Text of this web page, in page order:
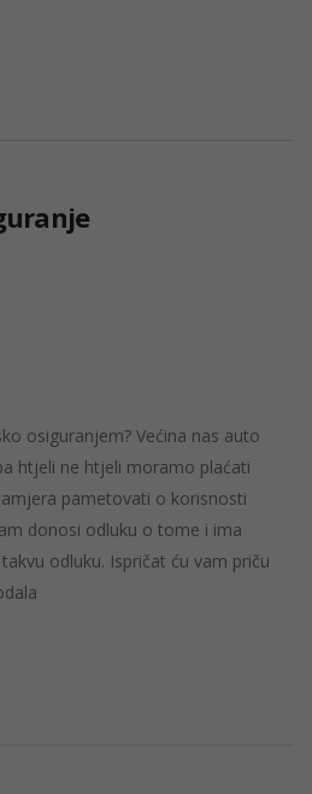
osiguranjem? Većina nas auto
htjeli ne htjeli moramo plaćati
pametovati o korisnosti
donosi odluku o tome i ima
odluku. Ispričat ću vam priču